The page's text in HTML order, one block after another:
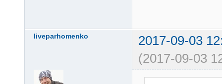
liveparhomenko
2017-09-03
(2017-09-03